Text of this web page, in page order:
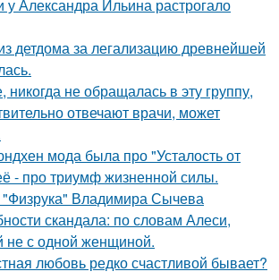
у Александра Ильина растрогало
детдома за легализацию древнейшей
никогда не обращалась в эту группу,
отвечают врачи, может
мода была про "Усталость от
- про триумф жизненной силы.
Владимира Сычева
скандала: по словам Алеси,
не с одной женщиной.
любовь редко счастливой бывает?